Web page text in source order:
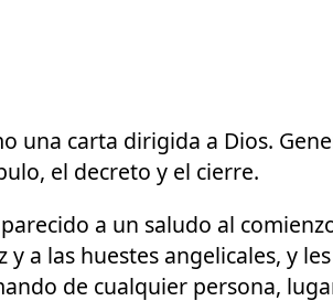
una carta dirigida a Dios.
el decreto y el cierre.
a un saludo al
a las huestes angelicales, y
de cualquier persona,